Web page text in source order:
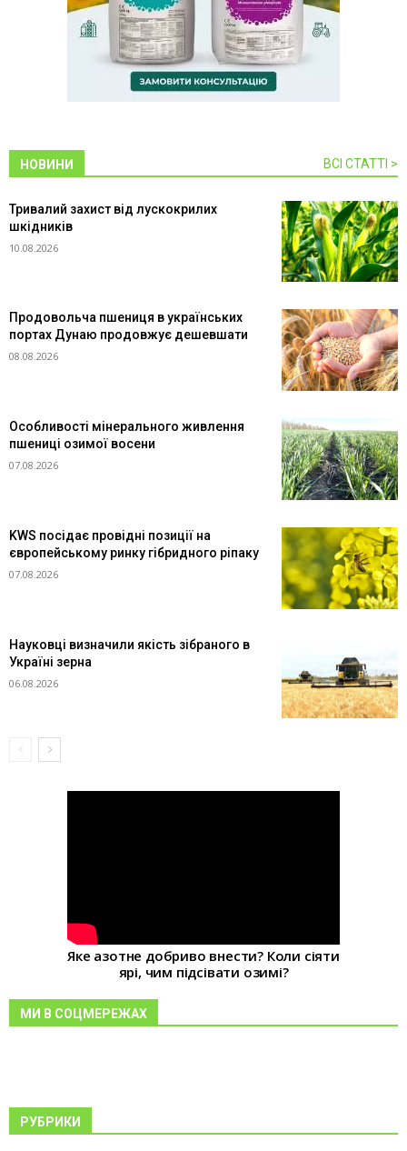
НОВИНИ ВСІ СТАТТІ >
Тривалий захист від лускокрилих
шкідників
10.08.2026
Продовольча пшениця в українських
портах Дунаю продовжує дешевшати
08.08.2026
Особливості мінерального живлення
пшениці озимої восени
07.08.2026
KWS посідає провідні позиції на
європейському ринку гібридного ріпаку
07.08.2026
Науковці визначили якість зібраного в
Україні зерна
06.08.2026
Яке азотне добриво внести? Коли сіяти
ярі, чим підсівати озимі?
МИ В СОЦМЕРЕЖАХ
РУБРИКИ